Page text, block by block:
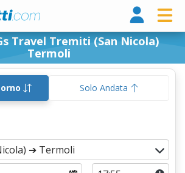
Travel Tremiti (San Nicola)
Termoli
Solo Andata